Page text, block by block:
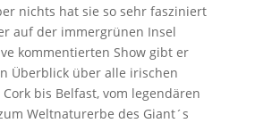
nichts hat sie so sehr fasziniert
auf der immergrünen Insel
kommentierten Show gibt er
Überblick über alle irischen
bis Belfast, vom legendären
Weltnaturerbe des Giant´s